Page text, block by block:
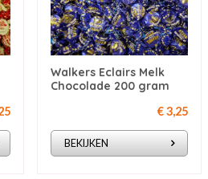
Walkers Eclairs Melk
Chocolade 200 gram
€ 3,25
BEKIJKEN